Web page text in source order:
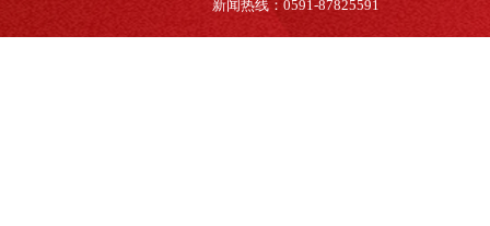
新闻热线：0591-87825591